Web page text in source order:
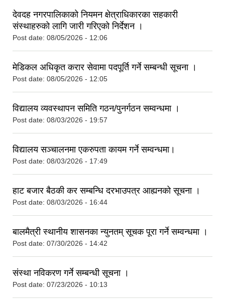
देवदह नगरपालिकाको नियमन क्षेत्राधिकारका सहकारी
संस्थाहरुको लागि जारी गरिएको निर्देशन ।
Post date: 08/05/2026 - 12:06
मेडिकल अधिकृत करार सेवामा पदपूर्ति गर्ने सम्बन्धी सूचना ।
Post date: 08/05/2026 - 12:05
विद्यालय व्यवस्थापन समिति गठन/पुनर्गठन सम्वन्धमा ।
Post date: 08/03/2026 - 19:57
विद्यालय सञ्चालनमा एकरुपता कायम गर्ने सम्वन्धमा।
Post date: 08/03/2026 - 17:49
हाट बजार बैठकी कर सम्बन्धि दरभाउपत्र आह्यनको सूचना ।
Post date: 08/03/2026 - 16:44
बालमैत्री स्थानीय शासनका न्युनतम् सूचक पूरा गर्ने सम्वन्धमा ।
Post date: 07/30/2026 - 14:42
संस्था नविकरण गर्ने सम्बन्धी सूचना ।
Post date: 07/23/2026 - 10:13